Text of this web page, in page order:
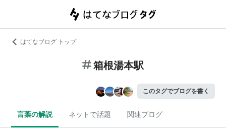
はてなブログ トップ
箱根湯本駅
このタグでブログを書く
言葉の解説 ネットで話題 関連ブログ